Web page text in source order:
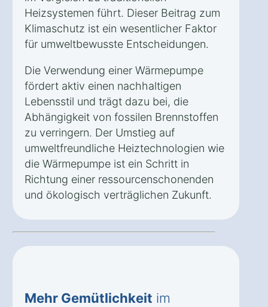
Heizsystemen führt. Dieser Beitrag zum
Klimaschutz ist ein wesentlicher Faktor
für umweltbewusste Entscheidungen.
Die Verwendung einer Wärmepumpe
fördert aktiv einen nachhaltigen
Lebensstil und trägt dazu bei, die
Abhängigkeit von fossilen Brennstoffen
zu verringern. Der Umstieg auf
umweltfreundliche Heiztechnologien wie
die Wärmepumpe ist ein Schritt in
Richtung einer ressourcenschonenden
und ökologisch verträglichen Zukunft.
Mehr Gemütlichkeit im